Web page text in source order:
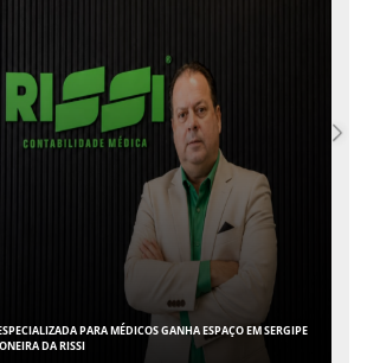
PARA MÉDICOS GANHA ESPAÇO EM SERGIPE